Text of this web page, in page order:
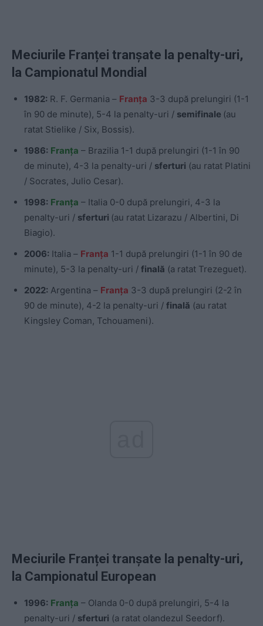
Meciurile Franței tranșate la penalty-uri,
la Campionatul Mondial
1982: R. F. Germania – Franța 3-3 după prelungiri (1-1
în 90 de minute), 5-4 la penalty-uri / semifinale (au
ratat Stielike / Six, Bossis).
1986: Franța – Brazilia 1-1 după prelungiri (1-1 în 90
de minute), 4-3 la penalty-uri / sferturi (au ratat Platini
/ Socrates, Julio Cesar).
1998: Franța – Italia 0-0 după prelungiri, 4-3 la
penalty-uri / sferturi (au ratat Lizarazu / Albertini, Di
Biagio).
2006: Italia – Franța 1-1 după prelungiri (1-1 în 90 de
minute), 5-3 la penalty-uri / finală (a ratat Trezeguet).
2022: Argentina – Franța 3-3 după prelungiri (2-2 în
90 de minute), 4-2 la penalty-uri / finală (au ratat
Kingsley Coman, Tchouameni).
Meciurile Franței tranșate la penalty-uri,
la Campionatul European
1996: Franța – Olanda 0-0 după prelungiri, 5-4 la
penalty-uri / sferturi (a ratat olandezul Seedorf).